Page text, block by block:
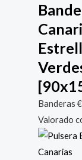
Banderas€
Valorado